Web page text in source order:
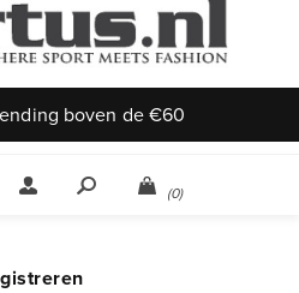
boven de €60
(0)